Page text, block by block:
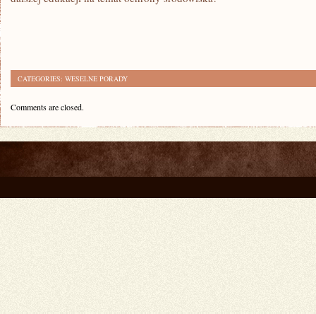
CATEGORIES: WESELNE PORADY
Comments are closed.